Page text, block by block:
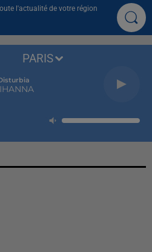
l'actualité de votre région
PARIS